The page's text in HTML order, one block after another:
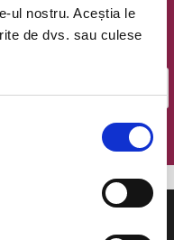
ul nostru. Aceștia le
de dvs. sau culese
cu cele mai noi